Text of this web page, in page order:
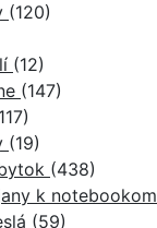
(120)
(12)
(147)
(19)
(438)
k notebookom
(59)